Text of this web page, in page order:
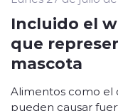
Incluido el
que
mascota
Alimentos como el
pueden causar